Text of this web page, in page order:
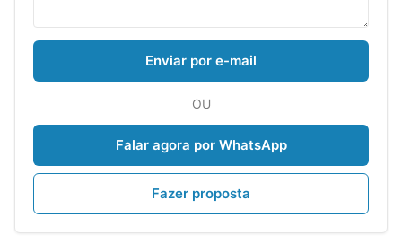
Enviar por e-mail
OU
Falar agora por WhatsApp
Fazer proposta